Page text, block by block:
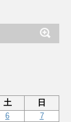
土 日
6
7